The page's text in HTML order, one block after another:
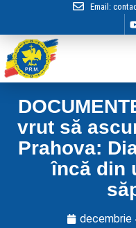
Email:
vrut să
Prahova:
încă din
decembrie